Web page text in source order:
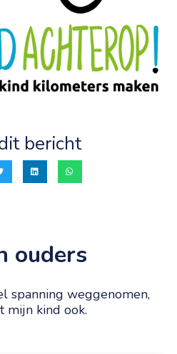
bericht
ouders
spanning weggenomen,
mijn kind ook.